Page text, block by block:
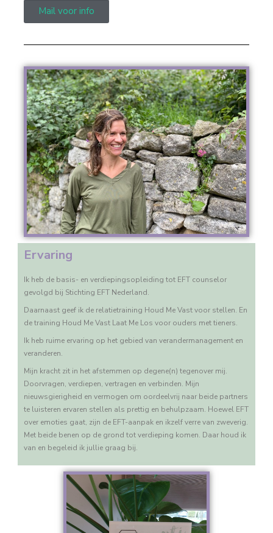
Mail voor info
Ervaring
Ik heb de basis- en verdiepingsopleiding tot EFT counselor
gevolgd bij Stichting EFT Nederland.
Daarnaast geef ik de relatietraining Houd Me Vast voor stellen. En
de training Houd Me Vast Laat Me Los voor ouders met tieners.
Ik heb ruime ervaring op het gebied van verandermanagement en
veranderen.
Mijn kracht zit in het afstemmen op degene(n) tegenover mij.
Doorvragen, verdiepen, vertragen en verbinden. Mijn
nieuwsgierigheid en vermogen om oordeelvrij naar beide partners
te luisteren ervaren stellen als prettig en behulpzaam. Hoewel EFT
over emoties gaat, zijn de EFT-aanpak en ikzelf verre van zweverig.
Met beide benen op de grond tot verdieping komen. Daar houd ik
van en begeleid ik jullie graag bij.